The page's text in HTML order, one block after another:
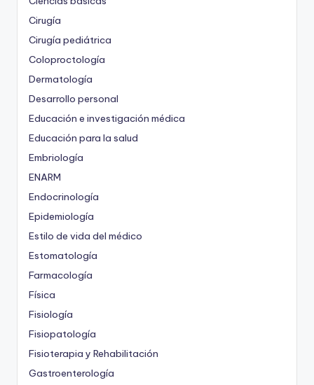
Cirugía
Cirugía pediátrica
Coloproctología
Dermatología
Desarrollo personal
Educación e investigación médica
Educación para la salud
Embriología
ENARM
Endocrinología
Epidemiología
Estilo de vida del médico
Estomatología
Farmacología
Física
Fisiología
Fisiopatología
Fisioterapia y Rehabilitación
Gastroenterología